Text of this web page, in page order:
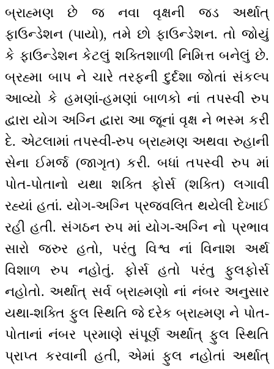
બ્રાહ્મણ છે જ નવા વૃક્ષની જડ અર્થાત્
ફાઉન્ડેશન (પાયો), તમે છો ફાઉન્ડેશન. તો જોયું
કે ફાઉન્ડેશન કેટલું શક્તિશાળી નિમિત્ત બનેલું છે.
બ્રહ્મા બાપ ને ચારે તરફની દુર્દશા જોતાં સંકલ્પ
આવ્યો કે હમણાં-હમણાં બાળકો નાં તપસ્વી રુપ
દ્વારા યોગ અગ્નિ દ્વારા આ જૂનાં વૃક્ષ ને ભસ્મ કરી
દે. એટલામાં તપસ્વી-રુપ બ્રાહ્મણ અથવા રુહાની
સેના ઈમર્જ (જાગૃત) કરી. બધાં તપસ્વી રુપ માં
પોત-પોતાનો યથા શક્તિ ફોર્સ (શક્તિ) લગાવી
રહ્યાં હતાં. યોગ-અગ્નિ પ્રજવલિત થયેલી દેખાઈ
રહી હતી. સંગઠન રુપ માં યોગ-અગ્નિ નો પ્રભાવ
સારો જરુર હતો, પરંતુ વિશ્વ નાં વિનાશ અર્થ
વિશાળ રુપ નહોતું. ફોર્સ હતો પરંતુ ફુલફોર્સ
નહોતો. અર્થાત્ સર્વ બ્રાહ્મણો નાં નંબર અનુસાર
યથા-શક્તિ ફુલ સ્થિતિ જે દરેક બ્રાહ્મણ ને પોત-
પોતાનાં નંબર પ્રમાણે સંપૂર્ણ અર્થાત્ ફુલ સ્થિતિ
પ્રાપ્ત કરવાની હતી, એમાં ફુલ નહોતાં અર્થાત્